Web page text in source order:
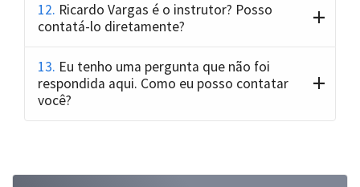
12. Ricardo Vargas é o instrutor? Posso
contatá-lo diretamente?
13. Eu tenho uma pergunta que não foi
respondida aqui. Como eu posso contatar
você?